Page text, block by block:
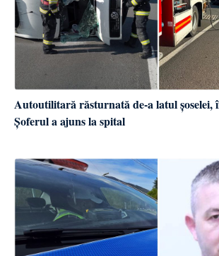
Autoutilitară răsturnată de-a latul șoselei,
Șoferul a ajuns la spital